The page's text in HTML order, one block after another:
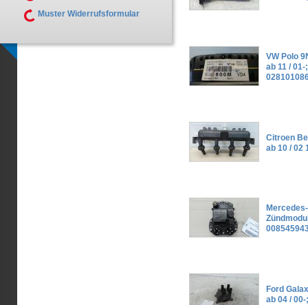
VW Polo
ab 11 /
Citroen
ab 10 / 02
Ford
ab 04 /
Muster Widerrufsformular